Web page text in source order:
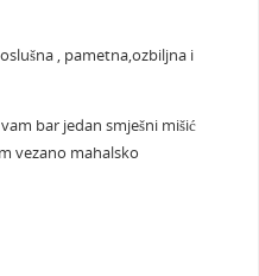
, pametna,ozbiljna i
bar jedan smješni mišić
vezano mahalsko